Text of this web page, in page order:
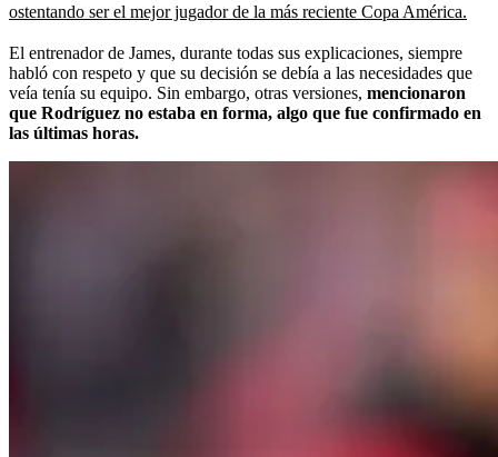
ostentando ser el mejor jugador de la más reciente Copa América.
El entrenador de James, durante todas sus explicaciones, siempre
habló con respeto y que su decisión se debía a las necesidades que
veía tenía su equipo. Sin embargo, otras versiones, mencionaron
que Rodríguez no estaba en forma, algo que fue confirmado en
las últimas horas.